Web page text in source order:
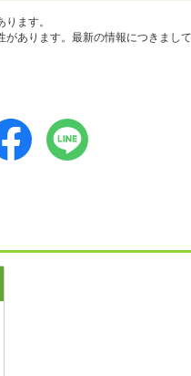
ます。
あります。最新の情報につきまし